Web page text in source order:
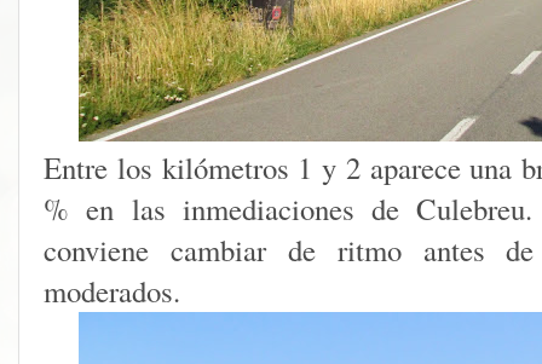
Entre los kilómetros 1 y 2 aparece una
% en las inmediaciones de
conviene cambiar de ritmo antes
moderados.